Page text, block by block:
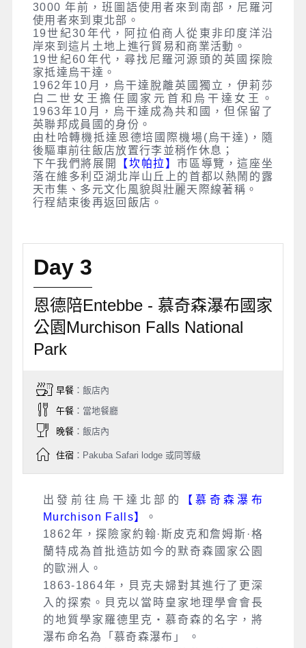
3000 年前，班圖語使用者來到南部，尼羅河
使用者來到東北部。
19世紀30年代，阿拉伯商人從東非印度洋沿
岸來到這片土地上進行貿易和商業活動。
19世紀60年代，尋找尼羅河源頭的英國探險
家抵達烏干達。
1962年10月，烏干達脫離英國獨立，伊莉莎
白二世女王擔任國家元首和烏干達女王。
1963年10月，烏干達成為共和國，但保留了
英聯邦成員國的身份。
由杜哈轉機抵達恩德培國際機場(烏干達)，隨
後驅車前往飯店放置行李並稍作休息；
下午我們將展開
【坎帕拉】市區導覽，這座坐
落在維多利亞湖北岸山丘上的首都以熱鬧的露
天市集、多元文化風貌與壯麗天際線著稱。
行程結束後再返回飯店。
Day 3
恩德陪Entebbe - 慕奇森瀑布國家
公園Murchison Falls National
Park
早餐：飯店內
午餐：當地餐廳
晚餐：飯店內
住宿：Pakuba Safari lodge 或同等級
出發前往烏干達北部的
【慕奇森瀑布
Murchison Falls】
。
1862年，探險家約翰·斯皮克和詹姆斯·格
蘭特成為首批造訪如今的默奇森國家公園
的歐洲人。
1863-1864年，貝克夫婦對其進行了更深
入的探索。貝克以當時皇家地理學會會長
的地質學家羅德里克‧慕奇森的名字，將
瀑布命名為「慕奇森瀑布」 。